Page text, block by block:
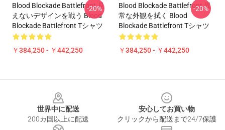
Blood Blockade Battlefront 見
えないデザインを戦う Blood
Blockade Battlefront Tシャツ
￥384,250 - ￥442,250
-20%
Blood Blockade Battlefront 異
常な外観を拭く Blood
Blockade Battlefront Tシャツ
￥384,250 - ￥442,250
-20%
世界中に配送
200カ国以上に配送
安心してお買い物
クリックから配送まで24/7保護